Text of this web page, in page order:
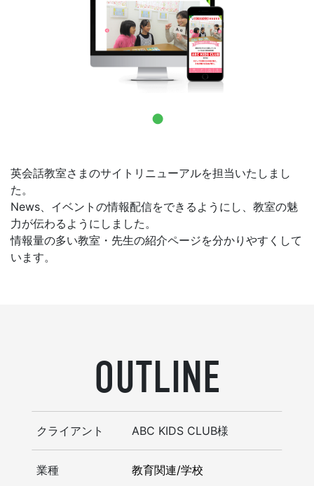
お問合せ
英会話教室さまのサイトリニューアルを担当いたしまし
た。
News、イベントの情報配信をできるようにし、教室の魅
力が伝わるようにしました。
情報量の多い教室・先生の紹介ページを分かりやすくして
います。
OUTLINE
クライアント ABC KIDS CLUB様
業種 教育関連/学校